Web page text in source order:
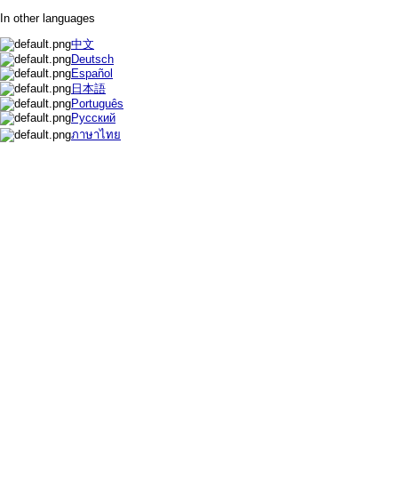
In other languages
中文
Deutsch
Español
日本語
Português
Русский
ภาษาไทย